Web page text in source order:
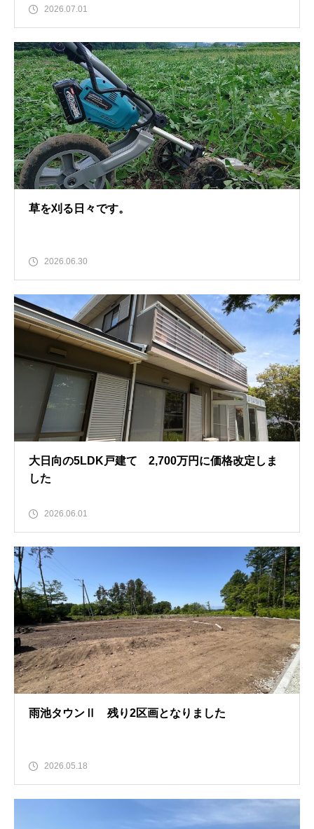
2026.07.01
草を刈る日々です。
2026.06.30
大日向の5LDK戸建て 2,700万円に価格改定しま
した
2026.06.01
雨池タウンⅡ 残り2区画となりました
2026.05.18